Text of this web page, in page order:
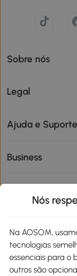
Sobre nós
Legal
Ajuda e Suporte
Business
Métodos de
Nós
Na AOSOM,
tecnologias
essenciais para o
outros são